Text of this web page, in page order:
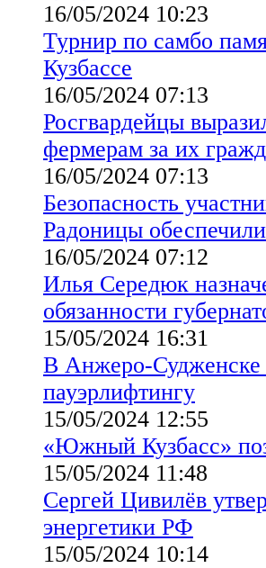
16/05/2024 10:23
Турнир по самбо
Кузбассе
16/05/2024 07:13
Росгвардейцы
фермерам за их
16/05/2024 07:13
Безопасность
Радоницы
16/05/2024 07:12
Илья Середюк
обязанности
15/05/2024 16:31
В Анжеро-Судженске
пауэрлифтингу
15/05/2024 12:55
«Южный Кузбасс»
15/05/2024 11:48
Сергей Цивилёв
энергетики РФ
15/05/2024 10:14